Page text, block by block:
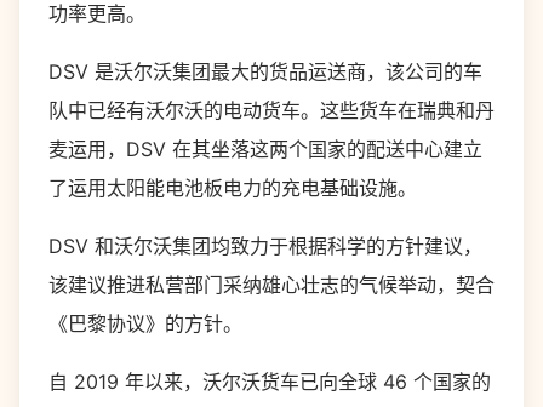
功率更高。
DSV 是沃尔沃集团最大的货品运送商，该公司的车
队中已经有沃尔沃的电动货车。这些货车在瑞典和丹
麦运用，DSV 在其坐落这两个国家的配送中心建立
了运用太阳能电池板电力的充电基础设施。
DSV 和沃尔沃集团均致力于根据科学的方针建议，
该建议推进私营部门采纳雄心壮志的气候举动，契合
《巴黎协议》的方针。
自 2019 年以来，沃尔沃货车已向全球 46 个国家的